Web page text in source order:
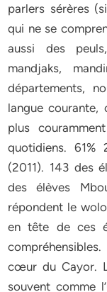
parlers sérères
qui ne se
aussi des
mandjaks,
départements,
langue courante,
plus
quotidiens. 61%
(2011). 143 des
des élèves
répondent le
en tête de ces
cœur du Cayor.
souvent comme